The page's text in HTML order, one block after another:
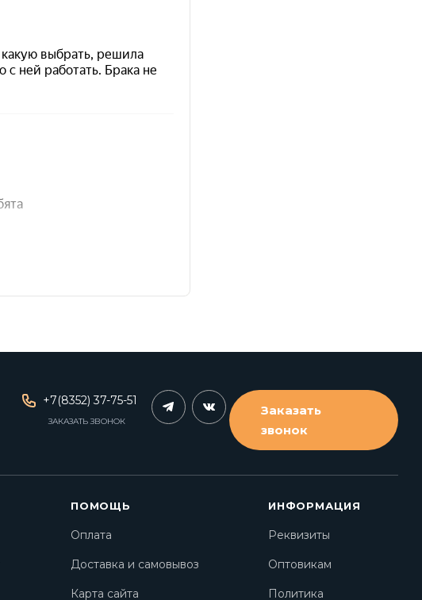
+7(8352) 37-75-51
ЗАКАЗАТЬ ЗВОНОК
Заказать
звонок
ПОМОЩЬ
Оплата
Доставка и самовывоз
Карта сайта
ИНФОРМАЦИЯ
Реквизиты
Оптовикам
Политика